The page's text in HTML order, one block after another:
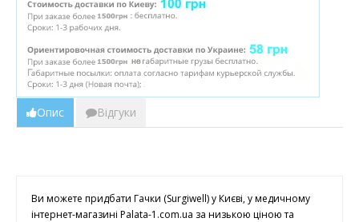
Опис Відгуки
Ви можете придбати Гачки (Surgiwell) у Києві, у медичному
інтернет-магазині Palata-1.com.ua за низькою ціною та